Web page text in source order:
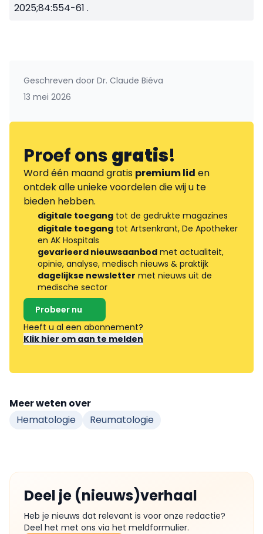
2025;84:554-61 .
Geschreven door Dr. Claude Biéva
13 mei 2026
Proef onsgratis!
Word één maand gratis premium lid en
ontdek alle unieke voordelen die wij u te
bieden hebben.
digitale toegang tot de gedrukte magazines
digitale toegang tot Artsenkrant, De Apotheker
en AK Hospitals
gevarieerd nieuwsaanbod met actualiteit,
opinie, analyse, medisch nieuws & praktijk
dagelijkse newsletter met nieuws uit de
medische sector
Probeer nu
Heeft u al een abonnement?
Klik hier om aan te melden
Meer weten over
Hematologie
Reumatologie
Deel je (nieuws)verhaal
Heb je nieuws dat relevant is voor onze redactie?
Deel het met ons via het meldformulier.